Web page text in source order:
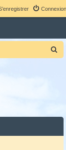
Connexion